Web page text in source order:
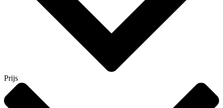
Prijs